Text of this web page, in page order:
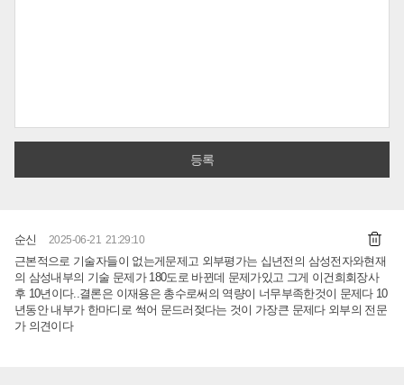
순신 2025-06-21 21:29:10
근본적으로 기술자들이 없는게문제고 외부평가는 십년전의 삼성전자와현재
의 삼성내부의 기술 문제가 180도로 바뀐데 문제가있고 그게 이건희회장사
후 10년이다..결론은 이재용은 총수로써의 역량이 너무부족한것이 문제다 10
년동안 내부가 한마디로 썩어 문드러젖다는 것이 가장큰 문제다 외부의 전문
가 의견이다